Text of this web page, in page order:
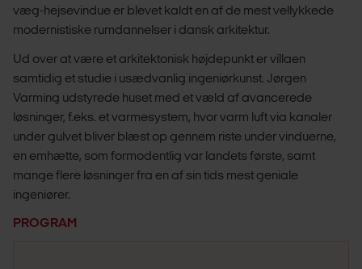
væg-hejsevindue er blevet kaldt en af de mest vellykkede
modernistiske rumdannelser i dansk arkitektur.
Ud over at være et arkitektonisk højdepunkt er villaen
samtidig et studie i usædvanlig ingeniørkunst. Jørgen
Varming udstyrede huset med et væld af avancerede
løsninger, f.eks. et varmesystem, hvor varm luft via kanaler
under gulvet bliver blæst op gennem riste under vinduerne,
en emhætte, som formodentlig var landets første, samt
mange flere løsninger fra en af sin tids mest geniale
ingeniører.
PROGRAM